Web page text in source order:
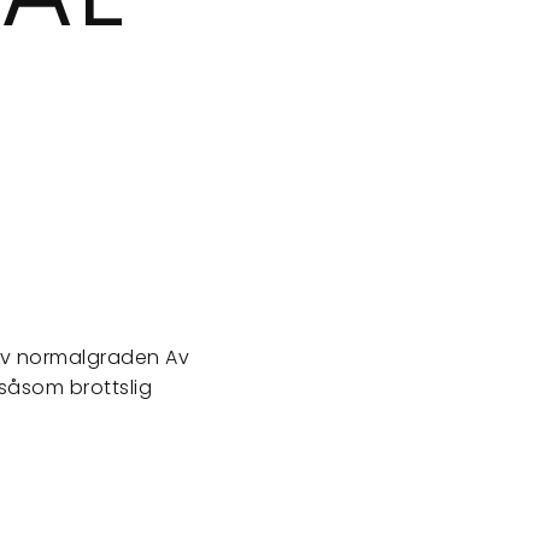
normalgraden Av
brottslig